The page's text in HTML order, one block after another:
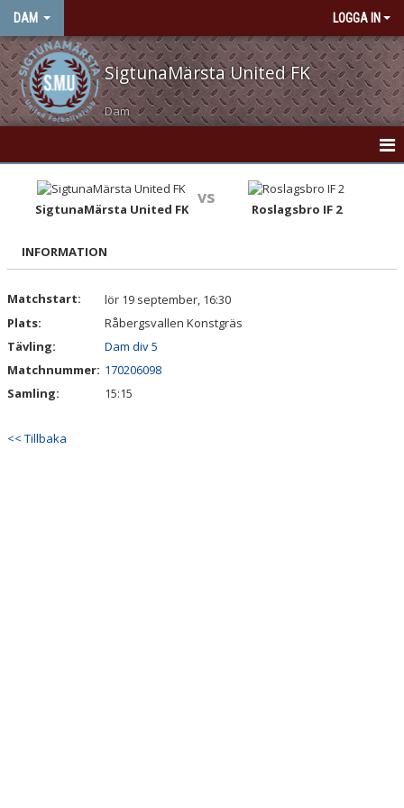
DAM LOGGA IN
SigtunaMärsta United FK
Dam
NYHETER
KONTAKT
KALENDER
TRUPPEN
SigtunaMärsta United FK
vs
Roslagsbro IF 2
INFORMATION
Matchstart:
lör 19 september, 16:30
Plats:
Råbergsvallen Konstgräs
Tävling:
Dam div 5
Matchnummer: 170206098
Samling:
15:15
<< Tillbaka